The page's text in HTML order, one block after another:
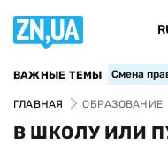
ВАЖНЫЕ ТЕМЫ Смена
ГЛАВНАЯ ОБРАЗОВАНИЕ
В ШКОЛУ ИЛИ